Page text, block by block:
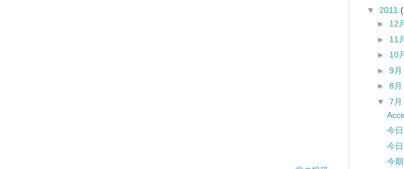
▼ 2011
► 12
► 11
► 10
► 9月
► 8月
▼ 7月
今
今
今